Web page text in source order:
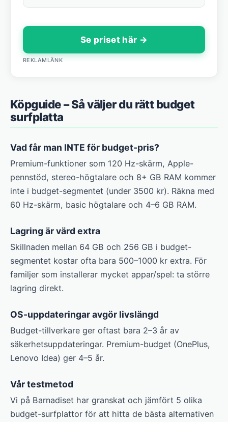
Se priset här →
REKLAMLÄNK
Köpguide – Så väljer du rätt budget
surfplatta
Vad får man INTE för budget-pris?
Premium-funktioner som 120 Hz-skärm, Apple-
pennstöd, stereo-högtalare och 8+ GB RAM kommer
inte i budget-segmentet (under 3500 kr). Räkna med
60 Hz-skärm, basic högtalare och 4–6 GB RAM.
Lagring är värd extra
Skillnaden mellan 64 GB och 256 GB i budget-
segmentet kostar ofta bara 500–1000 kr extra. För
familjer som installerar mycket appar/spel: ta större
lagring direkt.
OS-uppdateringar avgör livslängd
Budget-tillverkare ger oftast bara 2–3 år av
säkerhetsuppdateringar. Premium-budget (OnePlus,
Lenovo Idea) ger 4–5 år.
Vår testmetod
Vi på Barnadiset har granskat och jämfört 5 olika
budget-surfplattor för att hitta de bästa alternativen